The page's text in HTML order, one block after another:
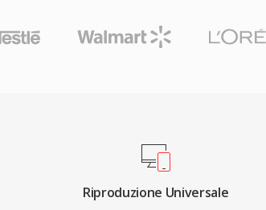
Riproduzione Universale